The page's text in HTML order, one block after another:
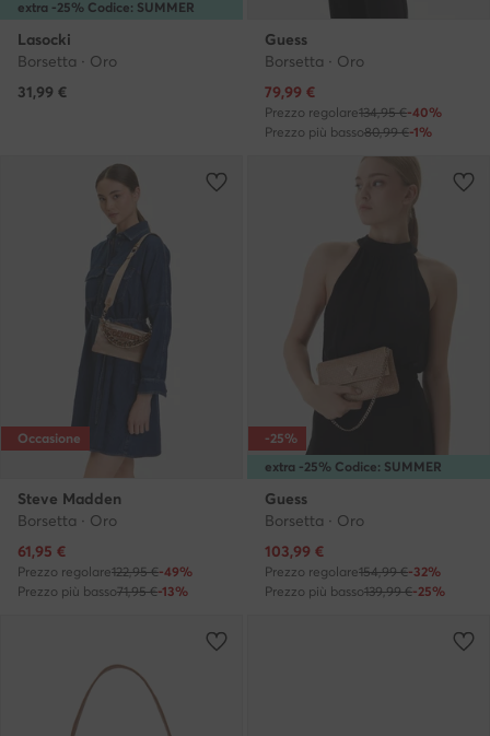
extra -25% Codice: SUMMER
Lasocki
Borsetta · Oro
31,99 €
Guess
Borsetta · Oro
Prezzo attuale
79,99 €
Prezzo regolare134,95 €-40%
Prezzo più basso80,99 €-1%
Occasione
Steve Madden
Borsetta · Oro
Prezzo attuale
61,95 €
Prezzo regolare122,95 €-49%
Prezzo più basso71,95 €-13%
extra -25% Codice: SUMMER
-25%
Guess
Borsetta · Oro
Prezzo attuale
103,99 €
Prezzo regolare154,99 €-32%
Prezzo più basso139,99 €-25%